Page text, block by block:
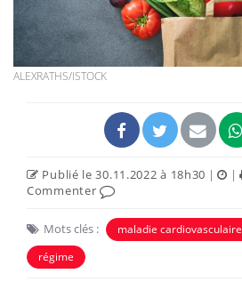
ALEXRATHS/ISTOCK
Publié le 30.11.2022 à 18h30 | |
Commenter
Mots clés : maladie cardiovasculaire
régime